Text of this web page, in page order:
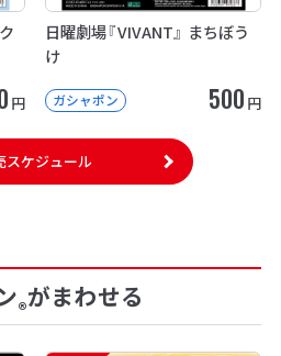
円
日曜劇場『VIVANT』 まちぼう
け
ガシャポン 500 円
スケジュール
®がまわせる